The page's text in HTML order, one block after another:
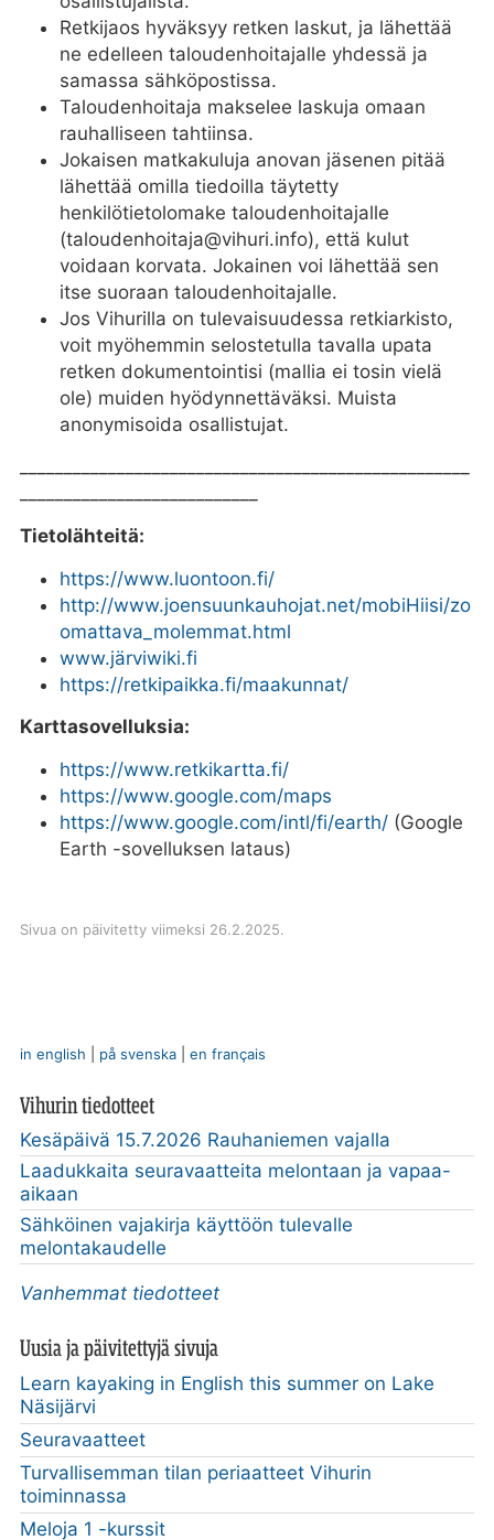
Retkijaos hyväksyy retken laskut, ja lähettää
ne edelleen taloudenhoitajalle yhdessä ja
samassa sähköpostissa.
Taloudenhoitaja makselee laskuja omaan
rauhalliseen tahtiinsa.
Jokaisen matkakuluja anovan jäsenen pitää
lähettää omilla tiedoilla täytetty
henkilötietolomake taloudenhoitajalle
(taloudenhoitaja@vihuri.info), että kulut
voidaan korvata. Jokainen voi lähettää sen
itse suoraan taloudenhoitajalle.
Jos Vihurilla on tulevaisuudessa retkiarkisto,
voit myöhemmin selostetulla tavalla upata
retken dokumentointisi (mallia ei tosin vielä
ole) muiden hyödynnettäväksi. Muista
anonymisoida osallistujat.
Tietolähteitä:
https://www.luontoon.fi/
http://www.joensuunkauhojat.net/mobiHiisi/zo
omattava_molemmat.html
www.järviwiki.fi
https://retkipaikka.fi/maakunnat/
Karttasovelluksia:
https://www.retkikartta.fi/
https://www.google.com/maps
https://www.google.com/intl/fi/earth/(Google
Earth -sovelluksen lataus)
Sivua on päivitetty viimeksi 26.2.2025.
in english på svenska| en français
Vihurin tiedotteet
Kesäpäivä 15.7.2026 Rauhaniemen vajalla
Laadukkaita seuravaatteita melontaan ja vapaa-
aikaan
Sähköinen vajakirja käyttöön tulevalle
melontakaudelle
Vanhemmat tiedotteet
Uusia ja päivitettyjä sivuja
Learn kayaking in English this summer on Lake
Näsijärvi
Seuravaatteet
Turvallisemman tilan periaatteet Vihurin
toiminnassa
Meloja 1 -kurssit